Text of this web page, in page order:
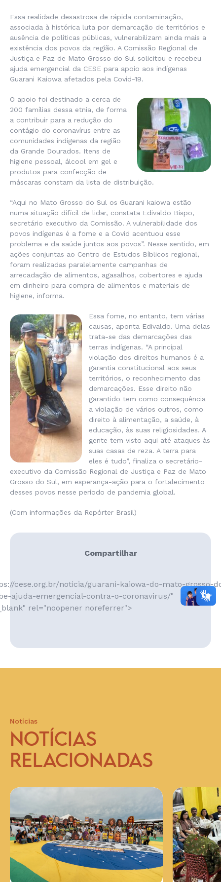
Essa realidade desastrosa de rápida contaminação,
associada à histórica luta por demarcação de territórios e
ausência de políticas públicas, vulnerabilizam ainda mais a
existência dos povos da região. A Comissão Regional de
Justiça e Paz de Mato Grosso do Sul solicitou e recebeu
ajuda emergencial da CESE para apoio aos indígenas
Guarani Kaiowa afetados pela Covid-19.
O apoio foi destinado a cerca de
200 famílias dessa etnia, de forma
a contribuir para a redução do
contágio do coronavírus entre as
comunidades indígenas da região
da Grande Dourados. Itens de
higiene pessoal, álcool em gel e
produtos para confecção de
máscaras constam da lista de distribuição.
“Aqui no Mato Grosso do Sul os Guarani kaiowa estão
numa situação difícil de lidar, constata Edivaldo Bispo,
secretário executivo da Comissão. A vulnerabilidade dos
povos indígenas é a fome e a Covid acentuou esse
problema e da saúde juntos aos povos”. Nesse sentido, em
ações conjuntas ao Centro de Estudos Bíblicos regional,
foram realizadas paralelamente campanhas de
arrecadação de alimentos, agasalhos, cobertores e ajuda
em dinheiro para compra de alimentos e materiais de
higiene, informa.
Essa fome, no entanto, tem várias
causas, aponta Edivaldo. Uma delas
trata-se das demarcações das
terras indígenas. “A principal
violação dos direitos humanos é a
garantia constitucional aos seus
territórios, o reconhecimento das
demarcações. Esse direito não
garantido tem como consequência
a violação de vários outros, como
direito à alimentação, a saúde, à
educação, às suas religiosidades. A
gente tem visto aqui até ataques às
suas casas de reza. A terra para
eles é tudo”, finaliza o secretário-
executivo da Comissão Regional de Justiça e Paz de Mato
Grosso do Sul, em esperança-ação para o fortalecimento
desses povos nesse período de pandemia global.
(Com informações da Repórter Brasil)
Compartilhar
cese.org.br/noticia/guarani-kaiowa-do-mato-grosso-
ajuda-emergencial-contra-o-coronavirus/"
rel="noopener noreferrer">
Notícias
NOTÍCIAS
RELACIONADAS